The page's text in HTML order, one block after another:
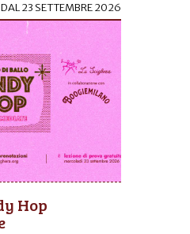
DAL23 SETTEMBRE 2026
Hop